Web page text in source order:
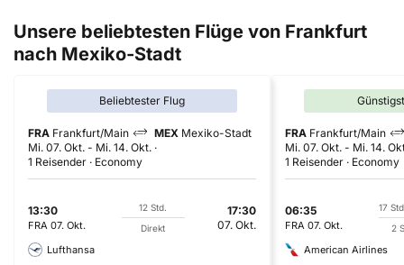
Unsere beliebtesten Flüge von Frankfurt
nach Mexiko-Stadt
Beliebtester Flug
FRA Frankfurt/Main MEX Mexiko-Stadt
Mi. 07. Okt. - Mi. 14. Okt.
1 Reisender
Economy
13:30
FRA 07. Okt.
12 Std.
Direkt
17:30
07. Okt.
Lufthansa
FRA Frankfurt/Main
Mi. 07. Okt. - Mi. 14.
1 Reisender
Economy
06:35
FRA 07. Okt.
17
2
American Airlines